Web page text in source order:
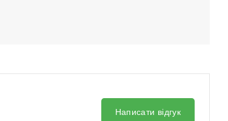
Написати відгук